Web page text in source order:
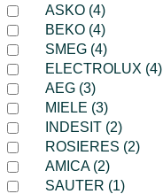
ASKO (4)
BEKO (4)
SMEG (4)
ELECTROLUX (4)
AEG (3)
MIELE (3)
INDESIT (2)
ROSIERES (2)
AMICA (2)
SAUTER (1)